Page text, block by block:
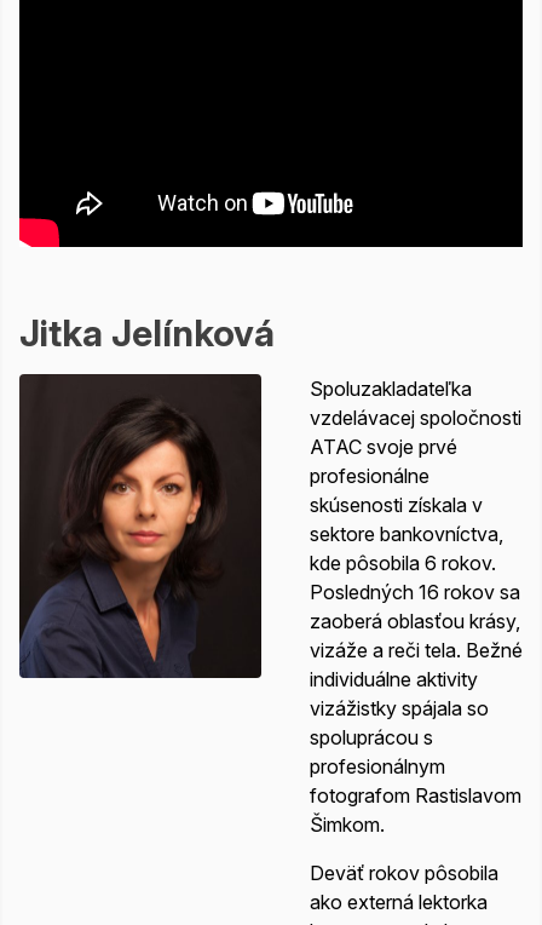
Jitka Jelínková
Spoluzakladateľka
vzdelávacej spoločnosti
ATAC svoje prvé
profesionálne
skúsenosti získala v
sektore bankovníctva,
kde pôsobila 6 rokov.
Posledných 16 rokov sa
zaoberá oblasťou krásy,
vizáže a reči tela. Bežné
individuálne aktivity
vizážistky spájala so
spoluprácou s
profesionálnym
fotografom Rastislavom
Šimkom.
Deväť rokov pôsobila
ako externá lektorka